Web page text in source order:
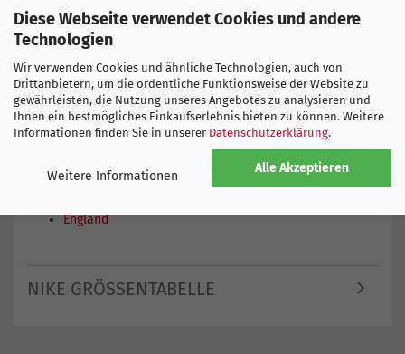
Diese Webseite verwendet Cookies und andere
Technologien
Wir verwenden Cookies und ähnliche Technologien, auch von
Drittanbietern, um die ordentliche Funktionsweise der Website zu
gewährleisten, die Nutzung unseres Angebotes zu analysieren und
Ihnen ein bestmögliches Einkaufserlebnis bieten zu können. Weitere
Informationen finden Sie in unserer Datenschutzerklärung.
Alle Akzeptieren
Weitere Informationen
Ein Fussball Trikot ist auch als Geschenk sehr gut geeignet.
Lass einfach das Alter bzw. Geburtsjahr und den Namen des
einem ganz speziellen Geschenk.
Neues England Trikot bestellen -
Einfach Grösse, Nummer und Name erfassen und bestellen.
Bestimme deine Versandart selber und erhalte dein Trikot
auf Wunsch bereits am nächsten Tag.
Hier finden Sie weitere Produkte
England
NIKE GRÖSSENTABELLE